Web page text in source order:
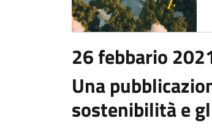
26 febbario
Una
sostenibilità e